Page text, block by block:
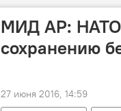
МИД АР: НАТО
сохранению
27 июня 2016, 14:59